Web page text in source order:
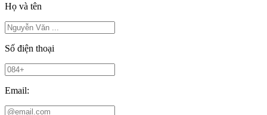
Họ và tên
Số điện thoại
Email: